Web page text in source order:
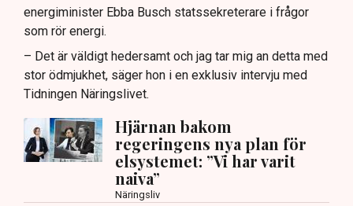
energiminister Ebba Busch statssekreterare i frågor
som rör energi.
– Det är väldigt hedersamt och jag tar mig an detta med
stor ödmjukhet, säger hon i en exklusiv intervju med
Tidningen Näringslivet.
Hjärnan bakom
regeringens nya plan för
elsystemet: ”Vi har varit
naiva”
Näringsliv